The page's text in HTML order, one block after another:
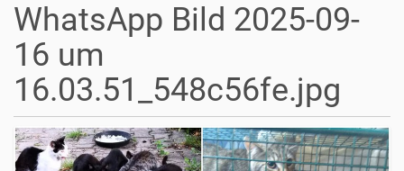
WhatsApp Bild 2025-09-
16 um
16.03.51_548c56fe.jpg